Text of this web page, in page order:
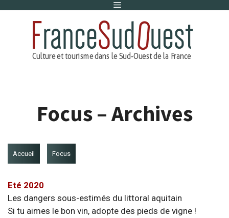
Menu
Focus – Archives
Accueil Focus
Eté 2020
Les dangers sous-estimés du littoral aquitain
Si tu aimes le bon vin, adopte des pieds de vigne !